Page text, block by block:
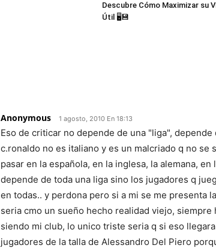
Descubre Cómo Maximizar su
Útil 🖥️💾
Anonymous 1 agosto, 2010 En 18:13
Eso de criticar no depende de una "liga",
c.ronaldo no es italiano y es un malcriado q no se
pasar en la española, en la inglesa, la alemana,
depende de toda una liga sino los jugadores q
en todas.. y perdona pero si a mi se me presenta
seria cmo un sueño hecho realidad viejo,
siendo mi club, lo unico triste seria q si eso
jugadores de la talla de Alessandro Del Piero